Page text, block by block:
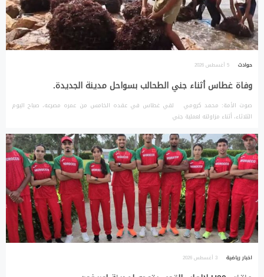
حوادث 5 أغسطس 2026
وفاة غطاس أثناء جني الطحالب بسواحل مدينة الجديدة.
صوت الأمة: محمد كرومي لقي غطاس في عقده الخامس من عمره مصرعه، صباح اليوم
الثلاثاء، أثناء مزاولته لعملية جني
اخبار رياضية 3 أغسطس 2026